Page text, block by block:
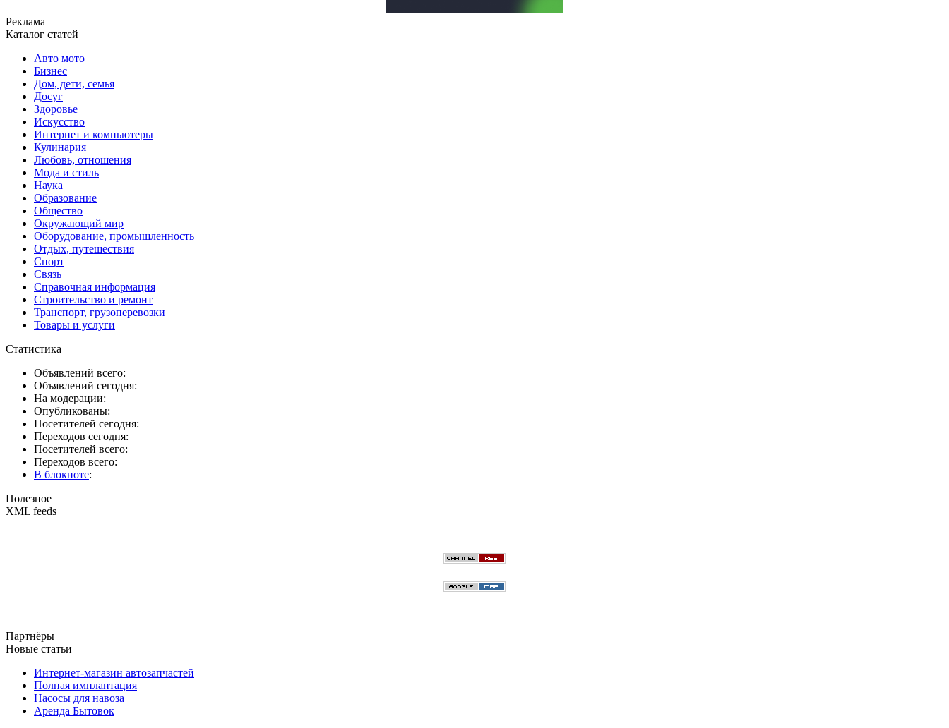
Реклама
Каталог статей
Авто мото
Бизнес
Дом, дети, семья
Досуг
Здоровье
Искусство
Интернет и компьютеры
Кулинария
Любовь, отношения
Мода и стиль
Наука
Образование
Общество
Окружающий мир
Оборудование, промышленность
Отдых, путешествия
Спорт
Связь
Справочная информация
Строительство и ремонт
Транспорт, грузоперевозки
Товары и услуги
Статистика
Объявлений всего:
Объявлений сегодня:
На модерации:
Опубликованы:
Посетителей сегодня:
Переходов сегодня:
Посетителей всего:
Переходов всего:
В блокноте:
Полезное
XML feeds
Партнёры
Новые статьи
Интернет-магазин автозапчастей
Полная имплантация
Насосы для навоза
Аренда Бытовок